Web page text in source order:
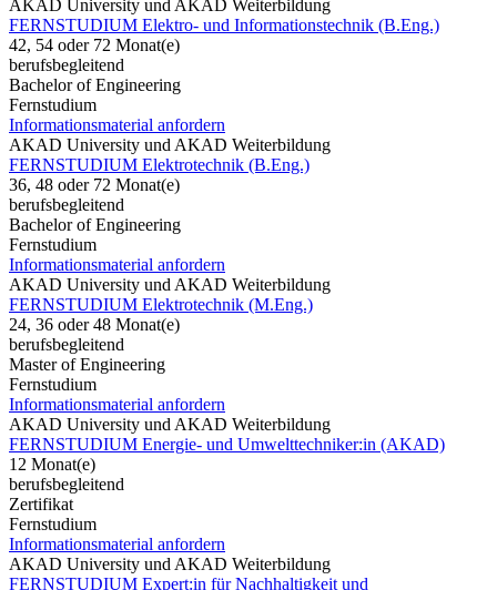
AKAD University und AKAD Weiterbildung
FERNSTUDIUM Elektro- und Informationstechnik (B.Eng.)
42, 54 oder 72 Monat(e)
berufsbegleitend
Bachelor of Engineering
Fernstudium
Informationsmaterial anfordern
AKAD University und AKAD Weiterbildung
FERNSTUDIUM Elektrotechnik (B.Eng.)
36, 48 oder 72 Monat(e)
berufsbegleitend
Bachelor of Engineering
Fernstudium
Informationsmaterial anfordern
AKAD University und AKAD Weiterbildung
FERNSTUDIUM Elektrotechnik (M.Eng.)
24, 36 oder 48 Monat(e)
berufsbegleitend
Master of Engineering
Fernstudium
Informationsmaterial anfordern
AKAD University und AKAD Weiterbildung
FERNSTUDIUM Energie- und Umwelttechniker:in (AKAD)
12 Monat(e)
berufsbegleitend
Zertifikat
Fernstudium
Informationsmaterial anfordern
AKAD University und AKAD Weiterbildung
FERNSTUDIUM Expert:in für Nachhaltigkeit und